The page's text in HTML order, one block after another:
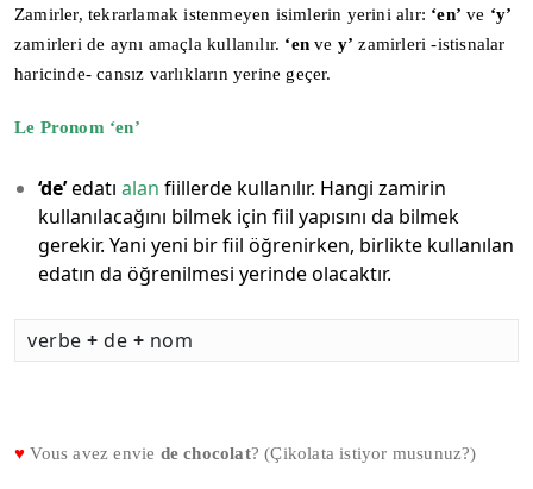
Zamirler, tekrarlamak istenmeyen isimlerin yerini alır: ‘en’ ve ‘y’
zamirleri de aynı amaçla kullanılır. ‘en ve y’ zamirleri -istisnalar
haricinde- cansız varlıkların yerine geçer.
Le Pronom ‘en’
‘de’edatı alan fiillerde kullanılır. Hangi zamirin
kullanılacağını bilmek için fiil yapısını da bilmek
gerekir. Yani yeni bir fiil öğrenirken, birlikte kullanılan
edatın da öğrenilmesi yerinde olacaktır.
verbe + de + nom
♥Vous avez envie de chocolat? (Çikolata istiyor musunuz?)